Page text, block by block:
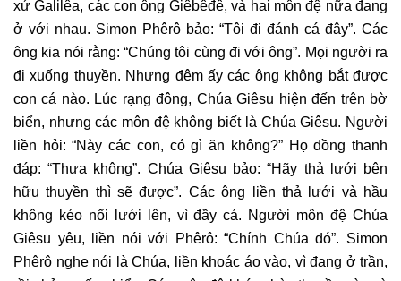
xứ Galilêa, các con ông Giêbêđê, và hai môn đệ nữa đang
ở với nhau. Simon Phêrô bảo: “Tôi đi đánh cá đây”. Các
ông kia nói rằng: “Chúng tôi cùng đi với ông”. Mọi người ra
đi xuống thuyền. Nhưng đêm ấy các ông không bắt được
con cá nào. Lúc rạng đông, Chúa Giêsu hiện đến trên bờ
biển, nhưng các môn đệ không biết là Chúa Giêsu. Người
liền hỏi: “Này các con, có gì ăn không?” Họ đồng thanh
đáp: “Thưa không”. Chúa Giêsu bảo: “Hãy thả lưới bên
hữu thuyền thì sẽ được”. Các ông liền thả lưới và hầu
không kéo nổi lưới lên, vì đầy cá. Người môn đệ Chúa
Giêsu yêu, liền nói với Phêrô: “Chính Chúa đó”. Simon
Phêrô nghe nói là Chúa, liền khoác áo vào, vì đang ở trần,